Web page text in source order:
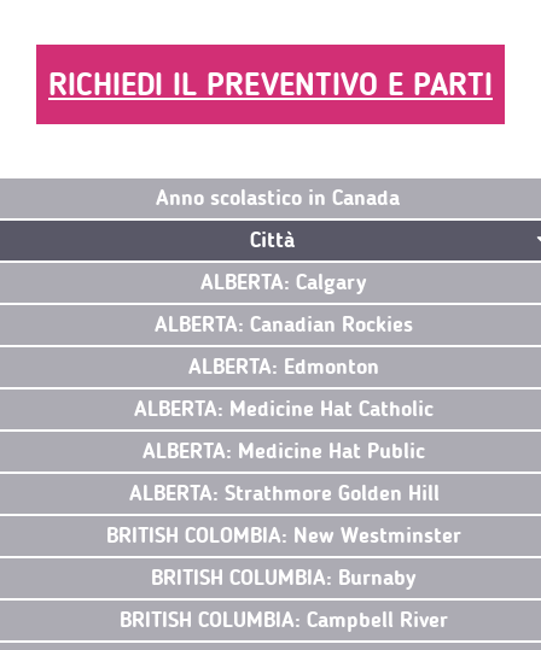
RICHIEDI IL PREVENTIVO E PARTI
Anno scolastico in Canada
Città
ALBERTA: Calgary
ALBERTA: Canadian Rockies
ALBERTA: Edmonton
ALBERTA: Medicine Hat Catholic
ALBERTA: Medicine Hat Public
ALBERTA: Strathmore Golden Hill
BRITISH COLOMBIA: New Westminster
BRITISH COLUMBIA: Burnaby
BRITISH COLUMBIA: Campbell River